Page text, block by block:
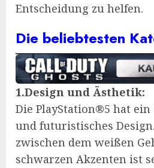
Entscheidung zu helfen.
Die beliebtesten
1.Design und Ästhetik:
Die PlayStation®5 hat
und futuristisches
zwischen dem weißen
schwarzen Akzenten ist